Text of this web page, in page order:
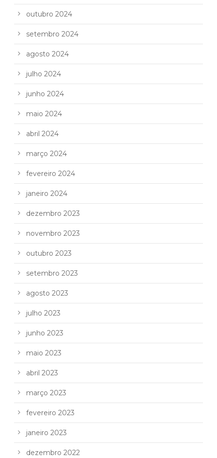
outubro 2024
setembro 2024
agosto 2024
julho 2024
junho 2024
maio 2024
abril 2024
março 2024
fevereiro 2024
janeiro 2024
dezembro 2023
novembro 2023
outubro 2023
setembro 2023
agosto 2023
julho 2023
junho 2023
maio 2023
abril 2023
março 2023
fevereiro 2023
janeiro 2023
dezembro 2022